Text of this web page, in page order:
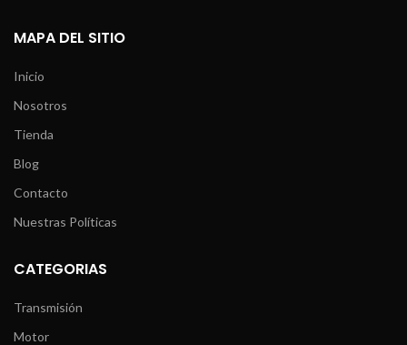
MAPA DEL SITIO
Inicio
Nosotros
Tienda
Blog
Contacto
Nuestras Políticas
CATEGORIAS
Transmisión
Motor